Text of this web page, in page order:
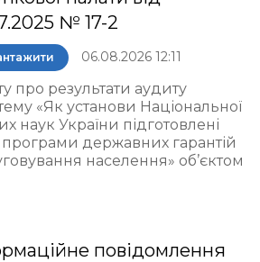
№ 17-2
06.08.2026 12:11
про результати аудиту
«Як установи Національної
наук України підготовлені
державних гарантій
населення» об’єктом
повідомлення